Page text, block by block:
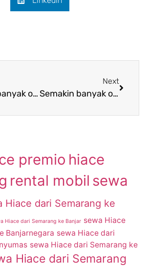
Semakin banyak orang yang tertarik menyewa Hiace dari Semarang menuju Banjarnegara
Next
Semakin banyak orang yang tertarik menyewa Hiace dari Semarang menuju Nganjuk
premio hiace
rental mobil sewa
Hiace dari Semarang ke
Hiace dari Semarang ke Banjar sewa Hiace
Banjarnegara sewa Hiace dari
sewa Hiace dari Semarang ke
Hiace dari Semarang